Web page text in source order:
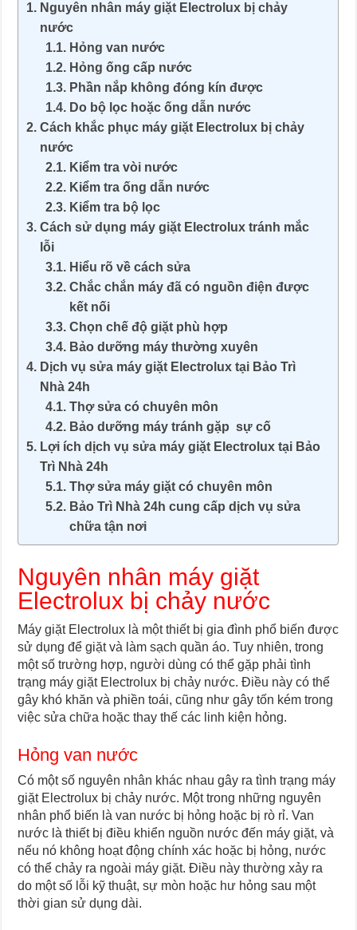
Nguyên nhân máy giặt Electrolux bị chảy
nước
Hỏng van nước
Hỏng ống cấp nước
Phần nắp không đóng kín được
Do bộ lọc hoặc ống dẫn nước
Cách khắc phục máy giặt Electrolux bị chảy
nước
Kiểm tra vòi nước
Kiểm tra ống dẫn nước
Kiểm tra bộ lọc
Cách sử dụng máy giặt Electrolux tránh mắc
lỗi
Hiểu rõ về cách sửa
Chắc chắn máy đã có nguồn điện được
kết nối
Chọn chế độ giặt phù hợp
Bảo dưỡng máy thường xuyên
Dịch vụ sửa máy giặt Electrolux tại Bảo Trì
Nhà 24h
Thợ sửa có chuyên môn
Bảo dưỡng máy tránh gặp sự cố
Lợi ích dịch vụ sửa máy giặt Electrolux tại Bảo
Trì Nhà 24h
Thợ sửa máy giặt có chuyên môn
Bảo Trì Nhà 24h cung cấp dịch vụ sửa
chữa tận nơi
Nguyên nhân máy giặt
Electrolux bị chảy nước
Máy giặt Electrolux là một thiết bị gia đình phổ biến được
sử dụng để giặt và làm sạch quần áo. Tuy nhiên, trong
một số trường hợp, người dùng có thể gặp phải tình
trạng máy giặt Electrolux bị chảy nước. Điều này có thể
gây khó khăn và phiền toái, cũng như gây tốn kém trong
việc sửa chữa hoặc thay thế các linh kiện hỏng.
Hỏng van nước
Có một số nguyên nhân khác nhau gây ra tình trạng máy
giặt Electrolux bị chảy nước. Một trong những nguyên
nhân phổ biến là van nước bị hỏng hoặc bị rò rỉ. Van
nước là thiết bị điều khiển nguồn nước đến máy giặt, và
nếu nó không hoạt động chính xác hoặc bị hỏng, nước
có thể chảy ra ngoài máy giặt. Điều này thường xảy ra
do một số lỗi kỹ thuật, sự mòn hoặc hư hỏng sau một
thời gian sử dụng dài.